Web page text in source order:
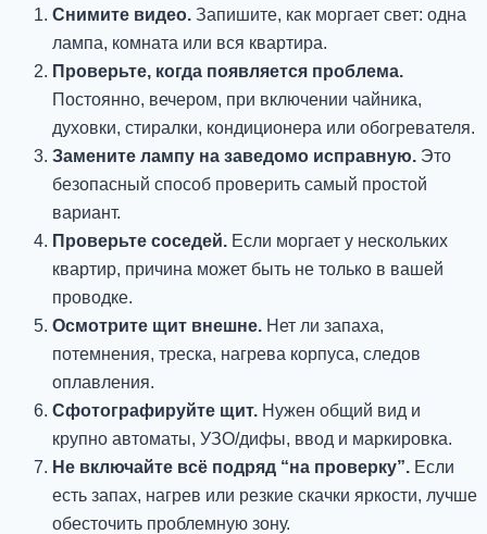
Снимите видео. Запишите, как моргает свет: одна
лампа, комната или вся квартира.
Проверьте, когда появляется проблема.
Постоянно, вечером, при включении чайника,
духовки, стиралки, кондиционера или обогревателя.
Замените лампу на заведомо исправную. Это
безопасный способ проверить самый простой
вариант.
Проверьте соседей. Если моргает у нескольких
квартир, причина может быть не только в вашей
проводке.
Осмотрите щит внешне. Нет ли запаха,
потемнения, треска, нагрева корпуса, следов
оплавления.
Сфотографируйте щит. Нужен общий вид и
крупно автоматы, УЗО/дифы, ввод и маркировка.
Не включайте всё подряд “на проверку”. Если
есть запах, нагрев или резкие скачки яркости, лучше
обесточить проблемную зону.